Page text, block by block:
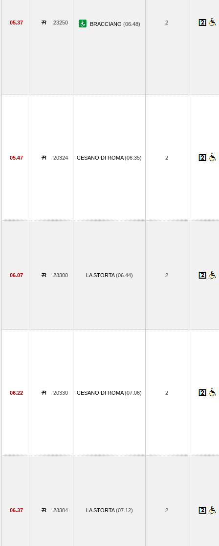
05.37 23250 BRACCIANO (06.48) 2
05.47 20324 CESANO DI ROMA(06.35) 2
06.07 23300 LA STORTA(06.44) 2
06.22 20330 CESANO DI ROMA(07.06) 2
06.37 23304 LA STORTA(07.12) 2